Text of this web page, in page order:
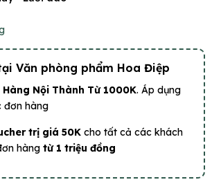
Văn phòng phẩm Hoa Điệp
Nội Thành Từ 1000K. Áp dụng
đơn hàng
trị giá 50K cho tất cả các khách
hàng từ 1 triệu đồng